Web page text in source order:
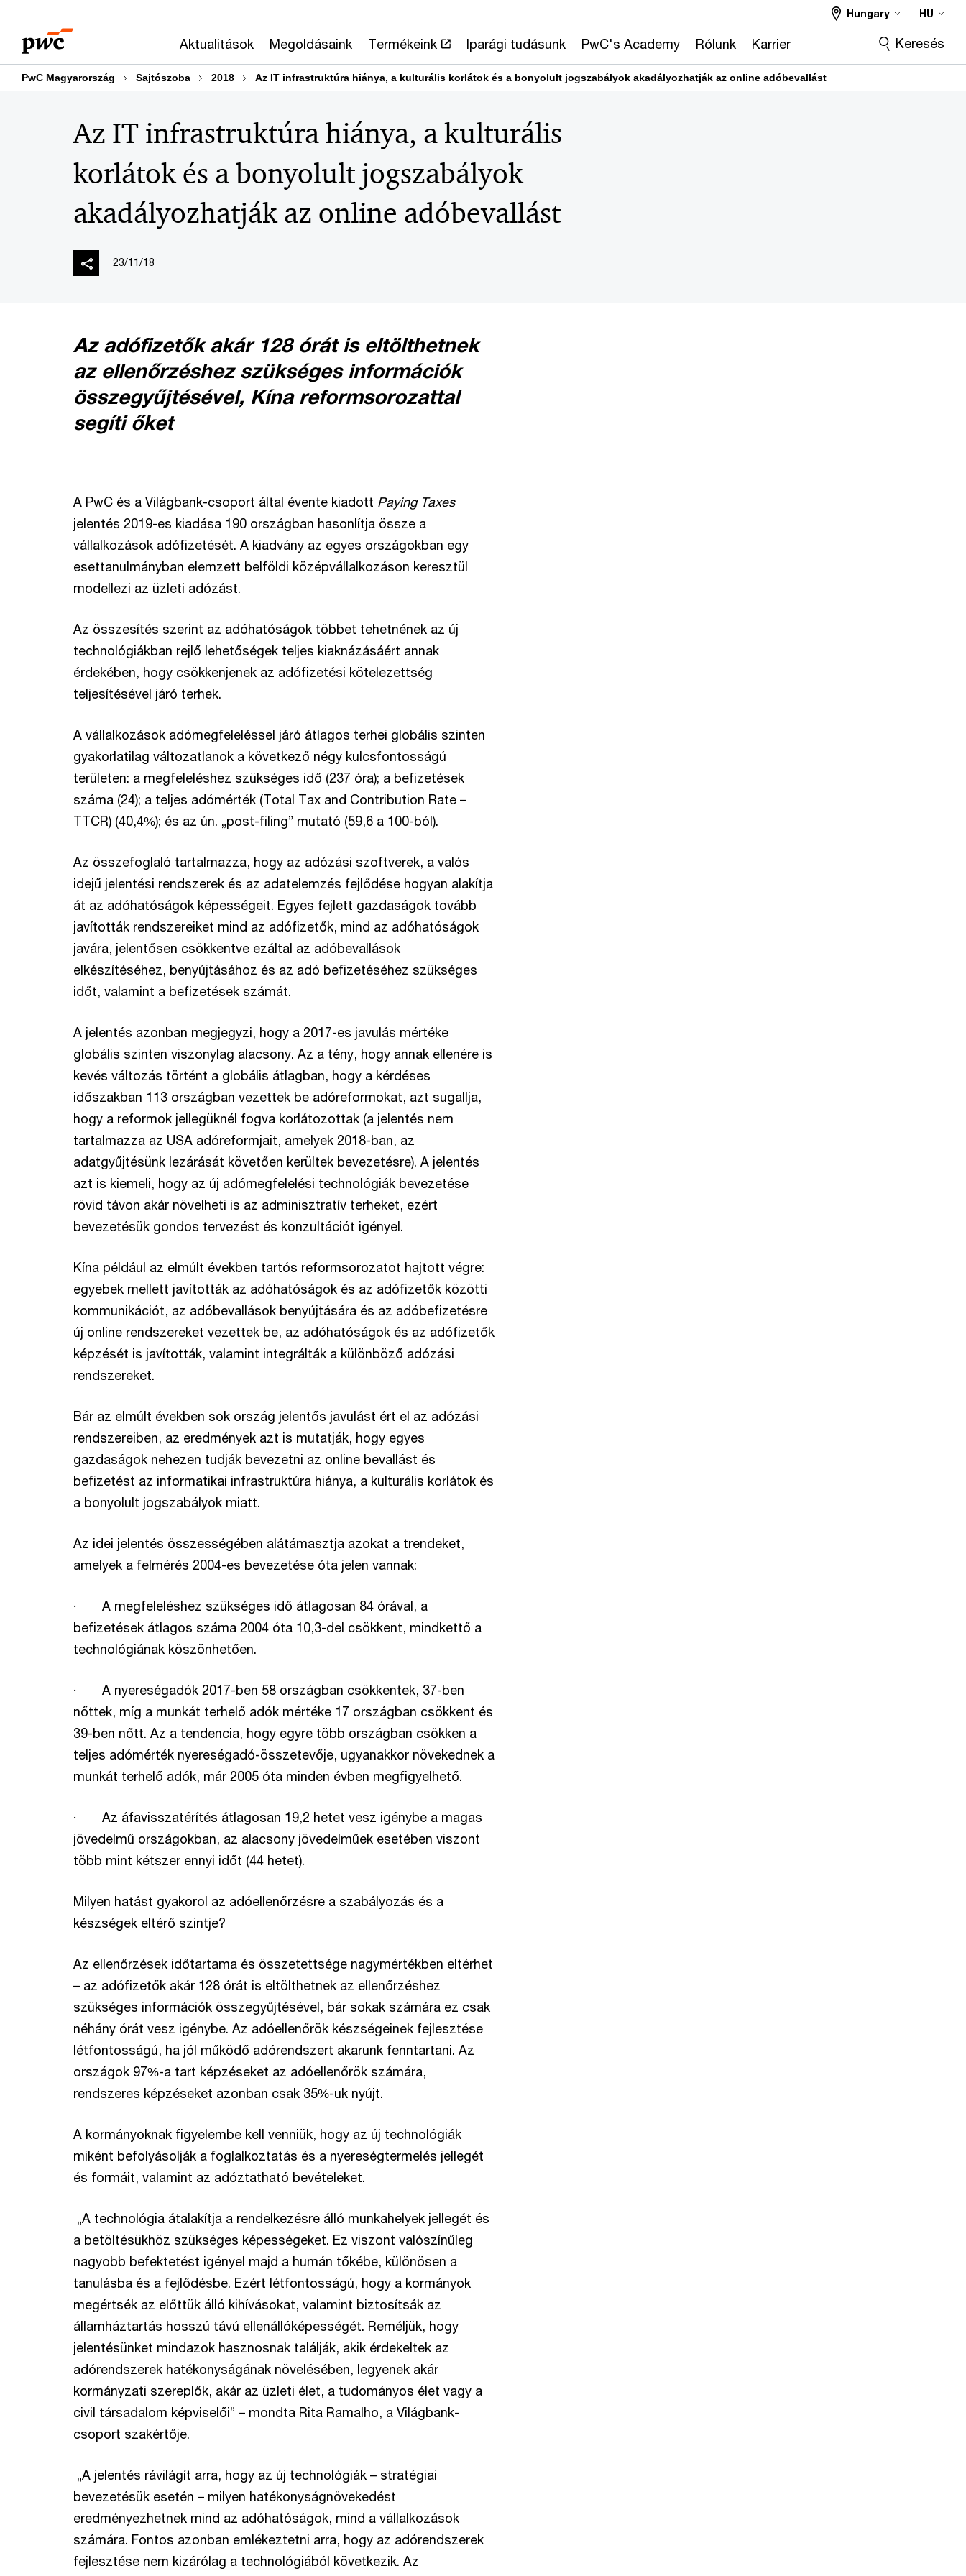
content
footer
Aktualitások Megoldásaink Termékeink Iparági tudásunk PwC's Academy Rólunk Karrier
Hungary HU
Keresés
PwC Magyarország Sajtószoba 2018 Az IT infrastruktúra hiánya, a kulturális korlátok és a bonyolult jogszabályok akadályozhatják az online adóbevallást
Az IT infrastruktúra hiánya, a kulturális
korlátok és a bonyolult jogszabályok
akadályozhatják az online adóbevallást
23/11/18
Az adófizetők akár 128 órát is eltölthetnek
az ellenőrzéshez szükséges információk
összegyűjtésével, Kína reformsorozattal
segíti őket
A PwC és a Világbank-csoport által évente kiadott Paying Taxes
jelentés 2019-es kiadása 190 országban hasonlítja össze a
vállalkozások adófizetését. A kiadvány az egyes országokban egy
esettanulmányban elemzett belföldi középvállalkozáson keresztül
modellezi az üzleti adózást.
Az összesítés szerint az adóhatóságok többet tehetnének az új
technológiákban rejlő lehetőségek teljes kiaknázásáért annak
érdekében, hogy csökkenjenek az adófizetési kötelezettség
teljesítésével járó terhek.
A vállalkozások adómegfeleléssel járó átlagos terhei globális szinten
gyakorlatilag változatlanok a következő négy kulcsfontosságú
területen: a megfeleléshez szükséges idő (237 óra); a befizetések
száma (24); a teljes adómérték (Total Tax and Contribution Rate –
TTCR) (40,4%); és az ún. „post-filing” mutató (59,6 a 100-ból).
Az összefoglaló tartalmazza, hogy az adózási szoftverek, a valós
idejű jelentési rendszerek és az adatelemzés fejlődése hogyan alakítja
át az adóhatóságok képességeit. Egyes fejlett gazdaságok tovább
javították rendszereiket mind az adófizetők, mind az adóhatóságok
javára, jelentősen csökkentve ezáltal az adóbevallások
elkészítéséhez, benyújtásához és az adó befizetéséhez szükséges
időt, valamint a befizetések számát.
A jelentés azonban megjegyzi, hogy a 2017-es javulás mértéke
globális szinten viszonylag alacsony. Az a tény, hogy annak ellenére is
kevés változás történt a globális átlagban, hogy a kérdéses
időszakban 113 országban vezettek be adóreformokat, azt sugallja,
hogy a reformok jellegüknél fogva korlátozottak (a jelentés nem
tartalmazza az USA adóreformjait, amelyek 2018-ban, az
adatgyűjtésünk lezárását követően kerültek bevezetésre). A jelentés
azt is kiemeli, hogy az új adómegfelelési technológiák bevezetése
rövid távon akár növelheti is az adminisztratív terheket, ezért
bevezetésük gondos tervezést és konzultációt igényel.
Kína például az elmúlt években tartós reformsorozatot hajtott végre:
egyebek mellett javították az adóhatóságok és az adófizetők közötti
kommunikációt, az adóbevallások benyújtására és az adóbefizetésre
új online rendszereket vezettek be, az adóhatóságok és az adófizetők
képzését is javították, valamint integrálták a különböző adózási
rendszereket.
Bár az elmúlt években sok ország jelentős javulást ért el az adózási
rendszereiben, az eredmények azt is mutatják, hogy egyes
gazdaságok nehezen tudják bevezetni az online bevallást és
befizetést az informatikai infrastruktúra hiánya, a kulturális korlátok és
a bonyolult jogszabályok miatt.
Az idei jelentés összességében alátámasztja azokat a trendeket,
amelyek a felmérés 2004-es bevezetése óta jelen vannak:
· A megfeleléshez szükséges idő átlagosan 84 órával, a
befizetések átlagos száma 2004 óta 10,3-del csökkent, mindkettő a
technológiának köszönhetően.
· A nyereségadók 2017-ben 58 országban csökkentek, 37-ben
nőttek, míg a munkát terhelő adók mértéke 17 országban csökkent és
39-ben nőtt. Az a tendencia, hogy egyre több országban csökken a
teljes adómérték nyereségadó-összetevője, ugyanakkor növekednek a
munkát terhelő adók, már 2005 óta minden évben megfigyelhető.
· Az áfavisszatérítés átlagosan 19,2 hetet vesz igénybe a magas
jövedelmű országokban, az alacsony jövedelműek esetében viszont
több mint kétszer ennyi időt (44 hetet).
Milyen hatást gyakorol az adóellenőrzésre a szabályozás és a
készségek eltérő szintje?
Az ellenőrzések időtartama és összetettsége nagymértékben eltérhet
– az adófizetők akár 128 órát is eltölthetnek az ellenőrzéshez
szükséges információk összegyűjtésével, bár sokak számára ez csak
néhány órát vesz igénybe. Az adóellenőrök készségeinek fejlesztése
létfontosságú, ha jól működő adórendszert akarunk fenntartani. Az
országok 97%-a tart képzéseket az adóellenőrök számára,
rendszeres képzéseket azonban csak 35%-uk nyújt.
A kormányoknak figyelembe kell venniük, hogy az új technológiák
miként befolyásolják a foglalkoztatás és a nyereségtermelés jellegét
és formáit, valamint az adóztatható bevételeket.
„A technológia átalakítja a rendelkezésre álló munkahelyek jellegét és
a betöltésükhöz szükséges képességeket. Ez viszont valószínűleg
nagyobb befektetést igényel majd a humán tőkébe, különösen a
tanulásba és a fejlődésbe. Ezért létfontosságú, hogy a kormányok
megértsék az előttük álló kihívásokat, valamint biztosítsák az
államháztartás hosszú távú ellenállóképességét. Reméljük, hogy
jelentésünket mindazok hasznosnak találják, akik érdekeltek az
adórendszerek hatékonyságának növelésében, legyenek akár
kormányzati szereplők, akár az üzleti élet, a tudományos élet vagy a
civil társadalom képviselői” – mondta Rita Ramalho, a Világbank-
csoport szakértője.
„A jelentés rávilágít arra, hogy az új technológiák – stratégiai
bevezetésük esetén – milyen hatékonyságnövekedést
eredményezhetnek mind az adóhatóságok, mind a vállalkozások
számára. Fontos azonban emlékeztetni arra, hogy az adórendszerek
fejlesztése nem kizárólag a technológiából következik. Az